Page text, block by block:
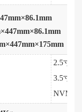
×86.1mm
2.5寸控
3.5寸控
NVMe